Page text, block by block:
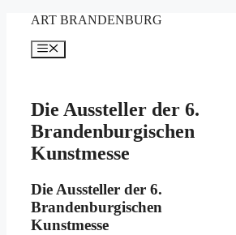
springen
ART BRANDENBURG
Menü
Die Aussteller der 6.
Brandenburgischen
Kunstmesse
Die Aussteller der 6.
Brandenburgischen
Kunstmesse